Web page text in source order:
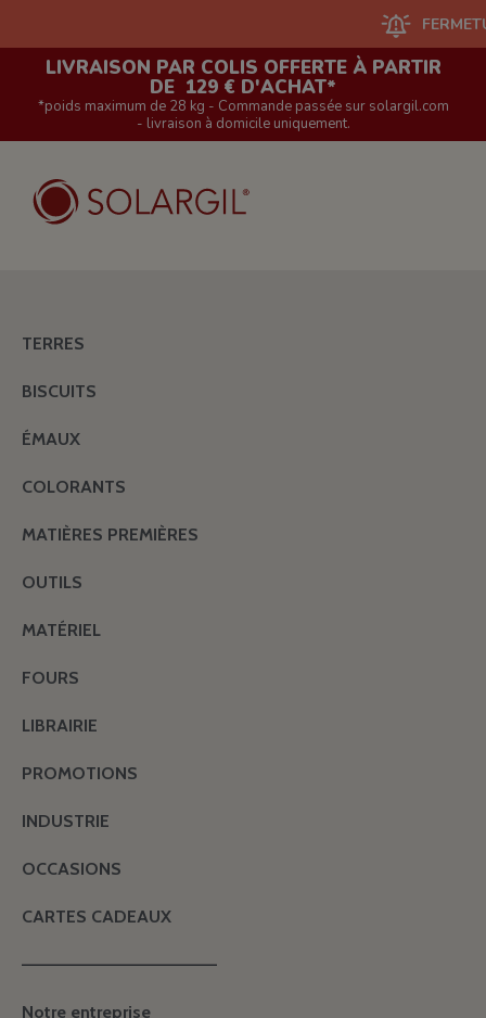
FERMETURE
LIVRAISON PAR COLIS OFFERTE À PARTIR
DE 129 € D'ACHAT*
*poids maximum de 28 kg - Commande passée sur solargil.com
- livraison à domicile uniquement.
TERRES
BISCUITS
ÉMAUX
COLORANTS
MATIÈRES PREMIÈRES
OUTILS
MATÉRIEL
FOURS
LIBRAIRIE
PROMOTIONS
INDUSTRIE
OCCASIONS
CARTES CADEAUX
———————————————
Notre entreprise